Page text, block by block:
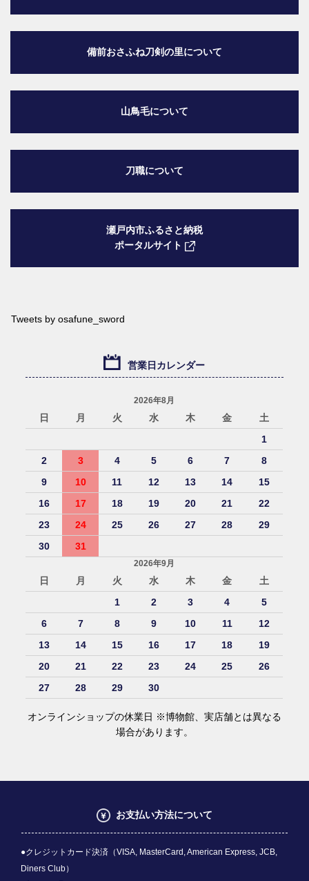
備前おさふね刀剣の里について
山鳥毛について
刀職について
瀬戸内市ふるさと納税
ポータルサイト
Tweets by osafune_sword
営業日カレンダー
2026年8月
日 月 火 水 木 金
土
1
2
3 4 5 6 7
8
9
10 11 12 13 14
15
16
17 18 19 20 21
22
23
24 25 26 27 28
29
30
31
2026年9月
日 月 火 水 木 金
土
1
2 3 4
5
6
7 8 9 10 11
12
13
14 15 16 17 18
19
20
21 22 23 24 25
26
27
28 29 30
オンラインショップの休業日 ※博物館、実店舗とは異なる
場合があります。
お支払い方法について
●クレジットカード決済（VISA, MasterCard, American Express, JCB,
Diners Club）